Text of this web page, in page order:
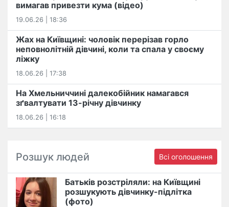
вимагав привезти кума (відео)
19.06.26 | 18:36
Жах на Київщині: чоловік перерізав горло
неповнолітній дівчині, коли та спала у своєму
ліжку
18.06.26 | 17:38
На Хмельниччині далекобійник намагався
зґвалтувати 13-річну дівчинку
18.06.26 | 16:18
Розшук людей Всі оголошення
Батьків розстріляли: на Київщині
розшукують дівчинку-підлітка
(фото)